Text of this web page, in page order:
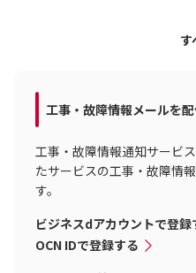
工事・故障情報メールを
工事・故障情報通知サービ
たサービスの工事・故障情
す。
ビジネスdアカウントで登録
OCN IDで登録する